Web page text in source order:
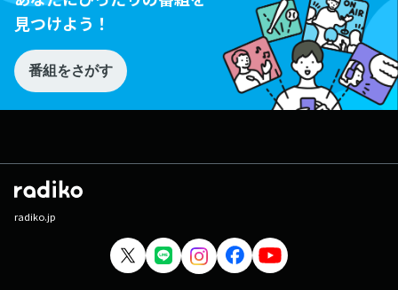
見つけよう！
番組をさがす
radiko.jp